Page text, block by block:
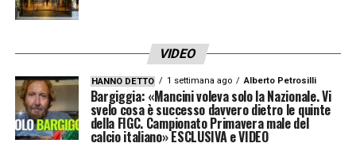
VIDEO
HANNO DETTO 1 settimana ago Alberto Petrosilli
Bargiggia: «Mancini voleva solo la Nazionale. Vi
svelo cosa è successo davvero dietro le quinte
della FIGC. Campionato Primavera male del
calcio italiano» ESCLUSIVA e VIDEO